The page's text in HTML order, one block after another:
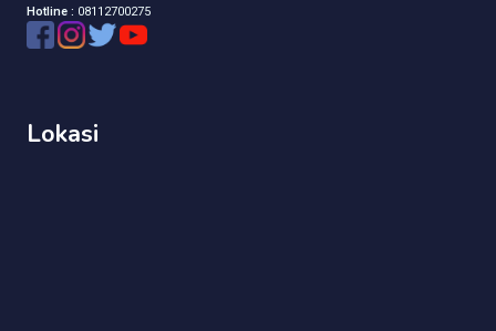
Hotline : 08112700275
Lokasi